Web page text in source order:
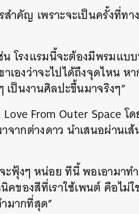
ำคัญ เพราะจะเป็นครั้งที่ทา
ช่น โรงแรมนี้จะต้องมีพรมแ
เองว่าจะไปได้ถึงจุดไหน ห
ป็นงานศิลปะขึ้นมาจริงๆ”
From Outer Space โด
จากต่างดาว นำเสนอผ่านเ
ะฟุ้งๆ หน่อย ทีนี้ พอเอามาท
ของสีที่เราใช้เพนต์ คือไม่
มากที่สุด”